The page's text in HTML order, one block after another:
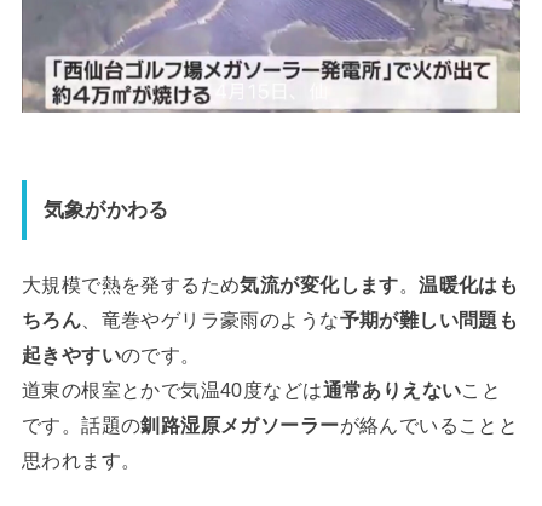
気象がかわる
大規模で熱を発するため気流が変化します。温暖化はも
ちろん 、竜巻やゲリラ豪雨のような予期が難しい問題も
起きやすいのです。
道東の根室とかで気温40度などは通常ありえないこと
です。話題の釧路湿原メガソーラーが絡んでいることと
思われます。